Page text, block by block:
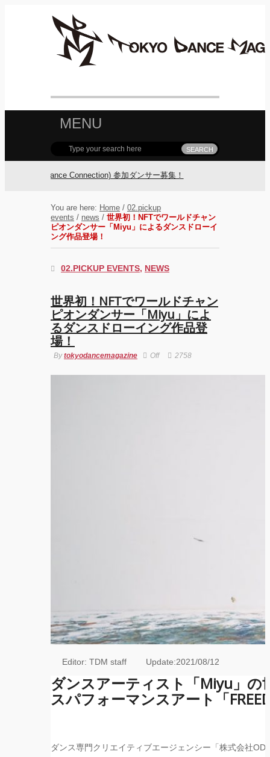
MENU
Dance Connection) 参加ダンサー募集！
You are here: Home / 02.pickup
events / news / 世界初！NFTでワールドチャン
ピオンダンサー「Miyu」によるダンスドローイ
ング作品登場！
02.PICKUP EVENTS, NEWS
世界初！NFTでワールドチャン
ピオンダンサー「Miyu」によ
るダンスドローイング作品登
場！
Bytokyodancemagazine Off 2758
Editor: TDM staff Update:2021/08/12
ダンスアーティスト「Miyu」 の
スパフォーマンスアー ト「
ダンス専門クリエイティブエージェンシー「 株式会社